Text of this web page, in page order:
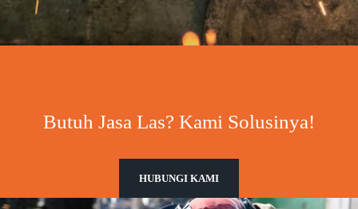
Butuh Jasa Las? Kami Solusinya!
HUBUNGI KAMI